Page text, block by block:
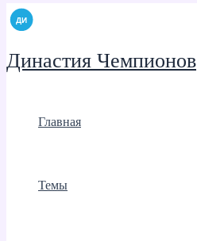
Династия Чемпионов
Главная
Темы